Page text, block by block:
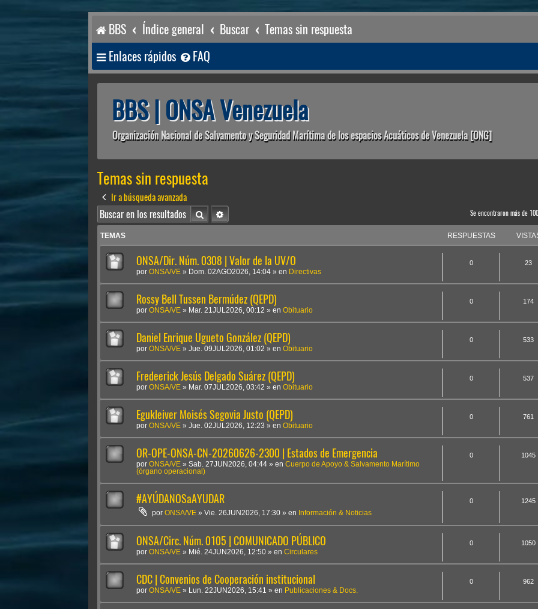
BBS Índice general Buscar Temas sin respuesta
Enlaces rápidos FAQ
BBS | ONSA Venezuela
Organización Nacional de Salvamento y Seguridad Marítima de los espacios Acuáticos de Venezuela [ONG]
Temas sin respuesta
Ir a búsqueda avanzada
BuscarBúsqueda avanzada Se encontraron más de
TEMAS RESPUESTAS
ONSA/Dir. Núm. 0308 | Valor de la UV/O
por ONSA/VE » Dom. 02AGO2026, 14:04 » en Directivas
0 23
Rossy Bell Tussen Bermúdez (QEPD)
por ONSA/VE » Mar. 21JUL2026, 00:12 » en Obituario
0 174
Daniel Enrique Ugueto González (QEPD)
por ONSA/VE » Jue. 09JUL2026, 01:02 » en Obituario
0 533
Fredeerick Jesús Delgado Suárez (QEPD)
por ONSA/VE » Mar. 07JUL2026, 03:42 » en Obituario
0 537
Egukleiver Moisés Segovia Justo (QEPD)
por ONSA/VE » Jue. 02JUL2026, 12:23 » en Obituario
0 761
OR-OPE-ONSA-CN-20260626-2300 | Estados de Emergencia
por ONSA/VE » Sab. 27JUN2026, 04:44 » en Cuerpo de Apoyo & Salvamento Marítimo
(órgano operacional)
0 1045
#AYÚDANOSaAYUDAR
porONSA/VE »Vie. 26JUN2026, 17:30 » en Información & Noticias
0 1245
ONSA/Circ. Núm. 0105 | COMUNICADO PÚBLICO
por ONSA/VE » Mié. 24JUN2026, 12:50 » en Circulares
0 1050
CDC | Convenios de Cooperación institucional
por ONSA/VE » Lun. 22JUN2026, 15:41 » en Publicaciones & Docs.
0 962